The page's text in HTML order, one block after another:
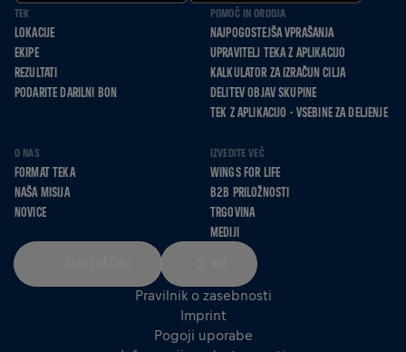
TEK
LOKACIJE
EKIPE
REZULTATI
PODARITE DARILNI BON
POMOČ IN ORODJA
NAJPOGOSTEJŠA VPRAŠANJA
UPRAVITELJ TEKA Z APLIKACIJO
KALKULATOR ZA IZRAČUN CILJA
DELITEV OBJAV SKUPINE
TEK Z APLIKACIJO - VSEBINE ZA DELJENJE
O NAS
FORMAT TEKA
NAŠA MISIJA
NOVICE
IZVEDITE VEČ
WINGS FOR LIFE
B2B PRILOŽNOSTI
TRGOVINA
MEDIJI
Pravilnik o zasebnosti
Imprint
Pogoji uporabe